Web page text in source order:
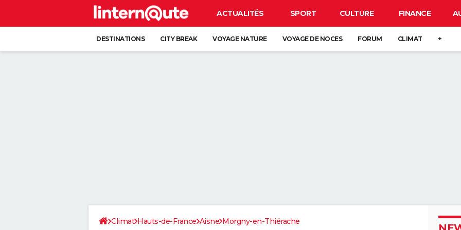
ACTUALITÉS SPORT CULTURE FINANCE
DESTINATIONS CITY BREAK VOYAGE NATURE VOYAGE DE NOCES FORUM CLIMAT +
Climat Hauts-de-France Aisne Morgny-en-Thiérache